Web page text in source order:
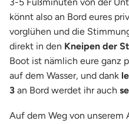
könnt also an Bord eures
vorglühen und die
direkt in den Kneipen der
Boot ist nämlich eure ganz
auf dem Wasser, und dank
3 an Bord werdet ihr auch
Auf dem Weg von unserem